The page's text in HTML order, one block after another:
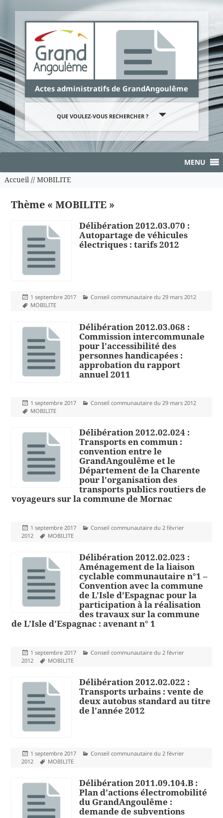
Actes administratifs de GrandAngoulême
QUE VOULEZ-VOUS RECHERCHER ?
MENU
Accueil// MOBILITE
Thème « MOBILITE »
Délibération 2012.03.070 :
Autopartage de véhicules
électriques : tarifs 2012
Publié
le
1 septembre 2017 Catégories
Conseil communautaire du 29 mars 2012
Mots-
MOBILITE
Délibération 2012.03.068 :
Commission intercommunale
pour l’accessibilité des
personnes handicapées :
approbation du rapport
annuel 2011
Publié
le
1 septembre 2017 Catégories
Conseil communautaire du 29 mars 2012
Mots-
MOBILITE
Délibération 2012.02.024 :
Transports en commun :
convention entre le
GrandAngoulême et le
Département de la Charente
pour l’organisation des
transports publics routiers de
voyageurs sur la commune de Mornac
Publié
le
1 septembre 2017 Catégories
Conseil communautaire du 2 février
2012
Mots-
MOBILITE
Délibération 2012.02.023 :
Aménagement de la liaison
cyclable communautaire n°1 –
Convention avec la commune
de L’Isle d’Espagnac pour la
participation à la réalisation
des travaux sur la commune
de L’Isle d’Espagnac : avenant n° 1
Publié
le
1 septembre 2017 Catégories
Conseil communautaire du 2 février
2012
Mots-
MOBILITE
Délibération 2012.02.022 :
Transports urbains : vente de
deux autobus standard au titre
de l’année 2012
Publié
le
1 septembre 2017 Catégories
Conseil communautaire du 2 février
2012
Mots-
MOBILITE
Délibération 2011.09.104.B :
Plan d’actions électromobilité
du GrandAngoulême :
demande de subventions
Panneau de gestion des cookies